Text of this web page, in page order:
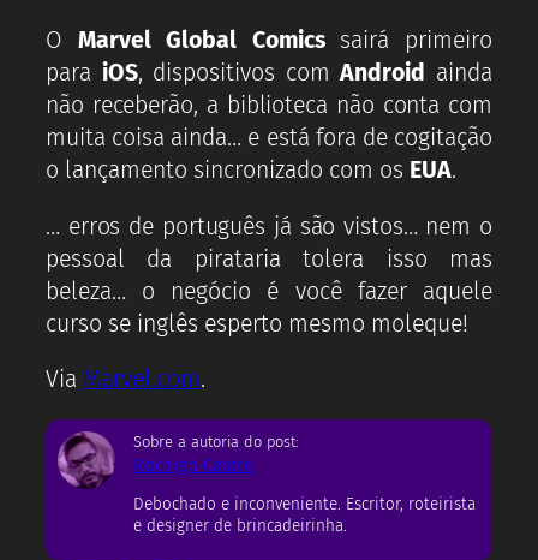
O Marvel Global Comicssairá primeiro
para iOS, dispositivos comAndroid
ainda
não receberão, a biblioteca não conta com
muita coisa ainda… e está fora de cogitação
o lançamento sincronizado com os EUA.
… erros de português já são vistos… nem o
pessoal da pirataria tolera isso mas
beleza… o negócio é você fazer aquele
curso se inglês esperto mesmo moleque!
Via Marvel.com.
Sobre a autoria do post:
Rodrigo Castro
Debochado e inconveniente. Escritor, roteirista
e designer de brincadeirinha.